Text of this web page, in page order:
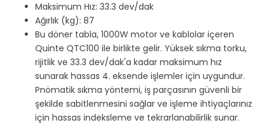
Maksimum Hız: 33.3 dev/dak
Ağırlık (kg): 87
Bu döner tabla, 1000W motor ve kablolar içeren
Quinte QTC100 ile birlikte gelir. Yüksek sıkma torku,
rijitlik ve 33.3 dev/dak'a kadar maksimum hız
sunarak hassas 4. eksende işlemler için uygundur.
Pnömatik sıkma yöntemi, iş parçasının güvenli bir
şekilde sabitlenmesini sağlar ve işleme ihtiyaçlarınız
için hassas indeksleme ve tekrarlanabilirlik sunar.